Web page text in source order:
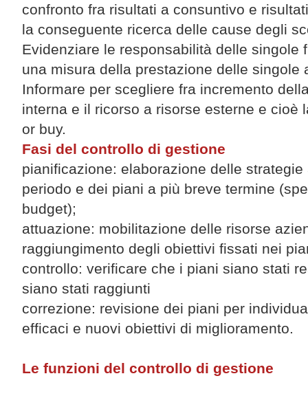
confronto fra risultati a consuntivo e
la conseguente ricerca delle cause degli
Evidenziare le responsabilità delle singole
una misura della prestazione delle singole
Informare per scegliere fra incremento
interna e il ricorso a risorse esterne e cioè
or buy.
Fasi del controllo di gestione
pianificazione: elaborazione delle
periodo e dei piani a più breve termine
budget);
attuazione: mobilitazione delle risorse
raggiungimento degli obiettivi fissati nei
controllo: verificare che i piani siano stati
siano stati raggiunti
correzione: revisione dei piani per
efficaci e nuovi obiettivi di miglioramento.
Le funzioni del controllo di gestione